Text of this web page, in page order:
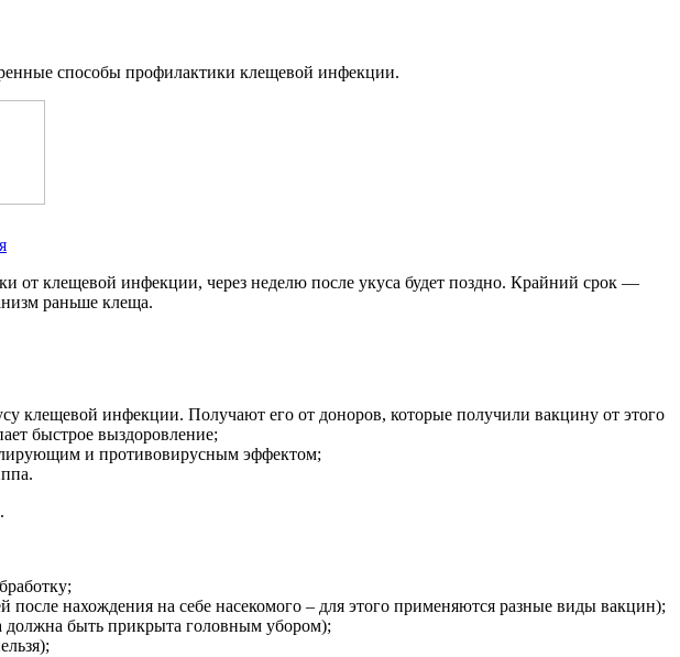
способы профилактики клещевой инфекции.
от клещевой инфекции, через неделю после укуса будет поздно. Крайний срок —
раньше клеща.
клещевой инфекции. Получают его от доноров, которые получили вакцину от этого
быстрое выздоровление;
и противовирусным эффектом;
нахождения на себе насекомого – для этого применяются разные виды вакцин);
должна быть прикрыта головным убором);